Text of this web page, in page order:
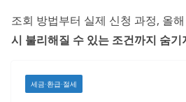
조회 방법부터 실제 신청 과정, 올
시 불리해질 수 있는 조건까지 숨기
세금·환급·절세